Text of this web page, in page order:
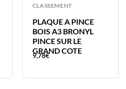
CLASSEMENT
PLAQUE A PINCE
BOIS A3 BRONYL
PINCE SUR LE
GRAND COTE
9,78€